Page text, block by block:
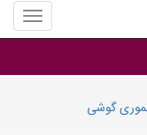
منوی
سایت
سال
گوشی